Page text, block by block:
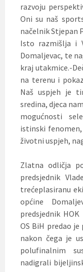
razvoju
Oni su naš
načelnik Stjepan
Isto razmišlja i
Domaljevac, te
kraj utakmice.-
na terenu i
Naš uspjeh je
sredina, djeca
mogućnosti
istinski
životni uspjeh,
Zlatna odličja
predsjednik
trećeplasiranu
općine
predsjednik
OS BiH predao
nakon čega je
polufinalnim
nadigrali